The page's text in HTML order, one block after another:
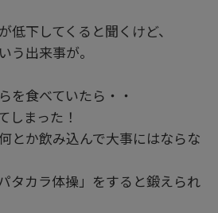
低下してくると聞くけど、
う出来事が。
を食べていたら・・
しまった！
とか飲み込んで大事にはならな
タカラ体操」をすると鍛えられ